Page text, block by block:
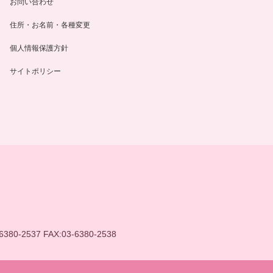
お問い合わせ
住所・お名前・各種変更
個人情報保護方針
サイトポリシー
2537 FAX:03-6380-2538